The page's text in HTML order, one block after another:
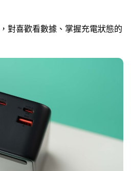
對喜歡看數據、掌握充電狀態的